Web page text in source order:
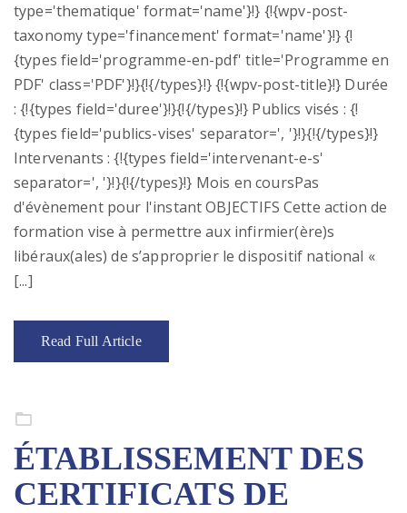
type='thematique' format='name'}!} {!{wpv-post-
taxonomy type='financement' format='name'}!} {!
{types field='programme-en-pdf' title='Programme en
PDF' class='PDF'}!}{!{/types}!} {!{wpv-post-title}!} Durée
: {!{types field='duree'}!}{!{/types}!} Publics visés : {!
{types field='publics-vises' separator=', '}!}{!{/types}!}
Intervenants : {!{types field='intervenant-e-s'
separator=', '}!}{!{/types}!} Mois en coursPas
d'évènement pour l'instant OBJECTIFS Cette action de
formation vise à permettre aux infirmier(ère)s
libéraux(ales) de s’approprier le dispositif national «
[...]
Read Full Article
ÉTABLISSEMENT DES
CERTIFICATS DE